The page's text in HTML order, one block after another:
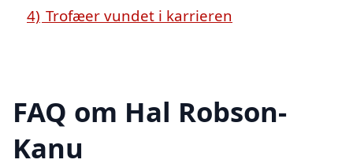
4) Trofæer vundet i karrieren
FAQ om Hal Robson-
Kanu